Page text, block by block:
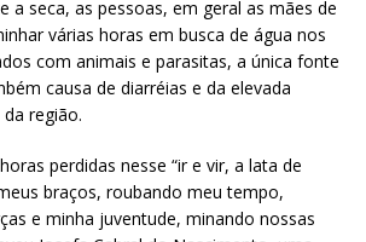
a seca, as pessoas, em geral as mães de
várias horas em busca de água nos
com animais e parasitas, a única fonte
causa de diarréias e da elevada
região.
perdidas nesse “ir e vir, a lata de
braços, roubando meu tempo,
e minha juventude, minando nossas